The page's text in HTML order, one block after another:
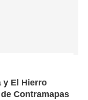
y El Hierro
Contramapas